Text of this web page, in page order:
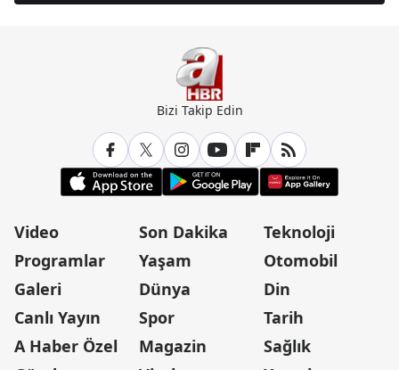
Bizi Takip Edin
Video
Programlar
Galeri
Canlı Yayın
A Haber Özel
Son Dakika
Yaşam
Dünya
Spor
Magazin
Teknoloji
Otomobil
Din
Tarih
Sağlık